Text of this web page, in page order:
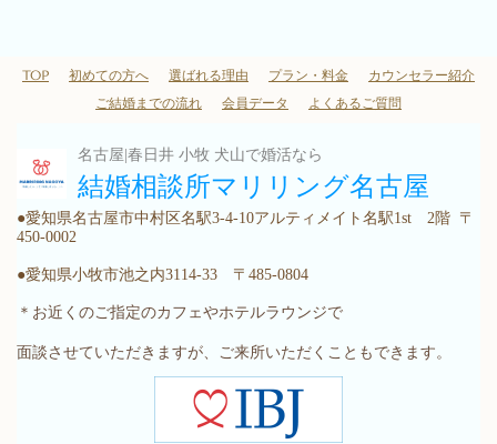
TOP 初めての方へ 選ばれる理由 プラン・料金
カウンセラー紹介
ご結婚までの流れ
会員データ よくあるご質問
名古屋|春日井 小牧 犬山で婚活なら
結婚相談所マリリング名古屋
●愛知県名古屋市中村区名駅3-4-10アルティメイト名駅1st 2階 〒
450-0002
●愛知県小牧市池之内3114-33 〒485-0804
＊お近くのご指定のカフェやホテルラウンジで
面談させていただきますが、ご来所いただくこともできます。